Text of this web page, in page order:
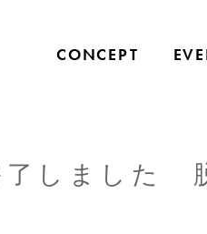
CONCEPT
了しました